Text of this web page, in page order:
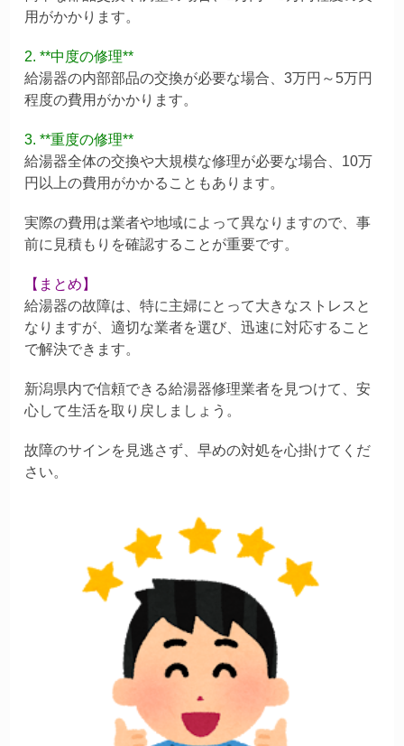
用がかかります。
2. **中度の修理**
給湯器の内部部品の交換が必要な場合、3万円～5万円
程度の費用がかかります。
3. **重度の修理**
給湯器全体の交換や大規模な修理が必要な場合、10万
円以上の費用がかかることもあります。
実際の費用は業者や地域によって異なりますので、事
前に見積もりを確認することが重要です。
【まとめ】
給湯器の故障は、特に主婦にとって大きなストレスと
なりますが、適切な業者を選び、迅速に対応すること
で解決できます。
新潟県内で信頼できる給湯器修理業者を見つけて、安
心して生活を取り戻しましょう。
故障のサインを見逃さず、早めの対処を心掛けてくだ
さい。